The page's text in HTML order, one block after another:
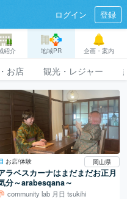
ログイン 登録
紹介 地域PR 企画・案内
お店 観光・レジャー
お店/体験 岡山県
ラベスカーナはまだまだお正月
分～arabesqana～
community lab 月日 tsukihi